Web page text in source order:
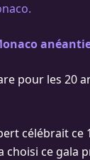
pour les 20
célébrait ce
choisi ce